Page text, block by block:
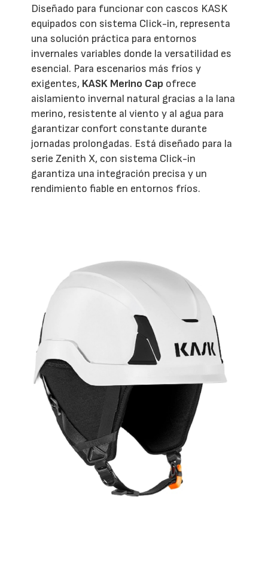
Diseñado para funcionar con cascos KASK
equipados con sistema Click-in, representa
una solución práctica para entornos
invernales variables donde la versatilidad es
esencial. Para escenarios más fríos y
exigentes, KASK Merino Cap ofrece
aislamiento invernal natural gracias a la lana
merino, resistente al viento y al agua para
garantizar confort constante durante
jornadas prolongadas. Está diseñado para la
serie Zenith X, con sistema Click-in
garantiza una integración precisa y un
rendimiento fiable en entornos fríos.